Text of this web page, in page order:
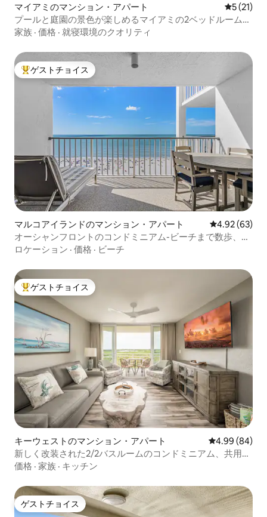
マイアミのマンション・アパート レビュー
5 (21)
プールと庭園の景色が楽しめるマイアミの2ベッドルームコ
ンドミニアムでリラックス
家族 · 価格 · 就寝環境のクオリティ
大好評のゲストチョイスです。
ゲストチョイス
マルコアイランドのマンション・アパート レビュー63
4.92 (63)
オーシャンフロントのコンドミニアム-ビーチまで数歩、最
高の夕日！
ロケーション · 価格 · ビーチ
大好評のゲストチョイスです。
ゲストチョイス
キーウェストのマンション・アパート レビュー84件
4.99 (84)
新しく改装された2/2バスルームのコンドミニアム、共用プ
ール付き
価格 · 家族 · キッチン
ゲストチョイス
ゲストチョイス